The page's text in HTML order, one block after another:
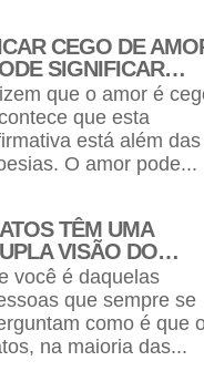
CEGO DE
SIGNIFICAR…
que o amor é
que esta
está além das
O amor pode...
TÊM UMA
VISÃO DO…
você é daquelas
que sempre se
como é que
na maioria das...